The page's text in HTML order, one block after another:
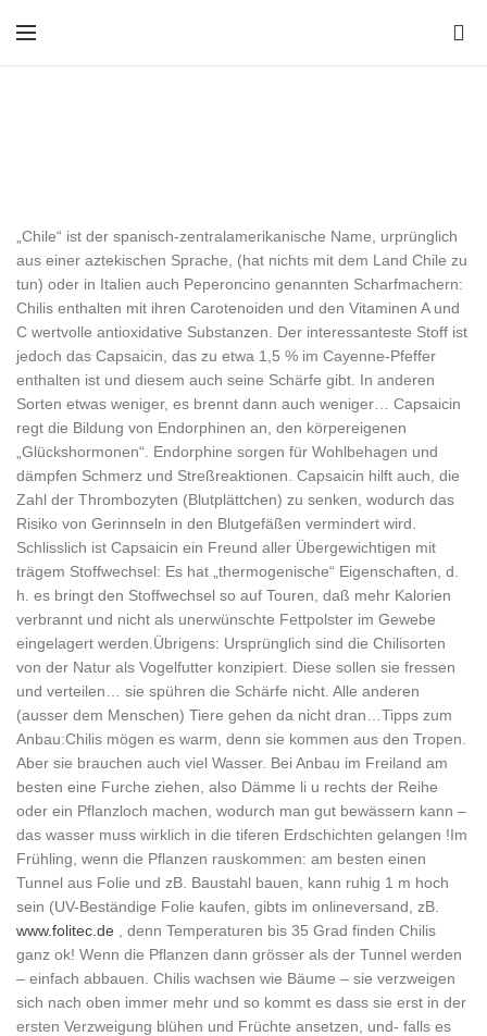
„Chile“ ist der spanisch-zentralamerikanische Name, urprünglich
aus einer aztekischen Sprache, (hat nichts mit dem Land Chile zu
tun) oder in Italien auch Peperoncino genannten Scharfmachern:
Chilis enthalten mit ihren Carotenoiden und den Vitaminen A und
C wertvolle antioxidative Substanzen. Der interessanteste Stoff ist
jedoch das Capsaicin, das zu etwa 1,5 % im Cayenne-Pfeffer
enthalten ist und diesem auch seine Schärfe gibt. In anderen
Sorten etwas weniger, es brennt dann auch weniger… Capsaicin
regt die Bildung von Endorphinen an, den körpereigenen
„Glückshormonen“. Endorphine sorgen für Wohlbehagen und
dämpfen Schmerz und Streßreaktionen. Capsaicin hilft auch, die
Zahl der Thrombozyten (Blutplättchen) zu senken, wodurch das
Risiko von Gerinnseln in den Blutgefäßen vermindert wird.
Schlisslich ist Capsaicin ein Freund aller Übergewichtigen mit
trägem Stoffwechsel: Es hat „thermogenische“ Eigenschaften, d.
h. es bringt den Stoffwechsel so auf Touren, daß mehr Kalorien
verbrannt und nicht als unerwünschte Fettpolster im Gewebe
eingelagert werden.Übrigens: Ursprünglich sind die Chilisorten
von der Natur als Vogelfutter konzipiert. Diese sollen sie fressen
und verteilen… sie spühren die Schärfe nicht. Alle anderen
(ausser dem Menschen) Tiere gehen da nicht dran…Tipps zum
Anbau:Chilis mögen es warm, denn sie kommen aus den Tropen.
Aber sie brauchen auch viel Wasser. Bei Anbau im Freiland am
besten eine Furche ziehen, also Dämme li u rechts der Reihe
oder ein Pflanzloch machen, wodurch man gut bewässern kann –
das wasser muss wirklich in die tiferen Erdschichten gelangen !Im
Frühling, wenn die Pflanzen rauskommen: am besten einen
Tunnel aus Folie und zB. Baustahl bauen, kann ruhig 1 m hoch
sein (UV-Beständige Folie kaufen, gibts im onlineversand, zB.
www.folitec.de
, denn Temperaturen bis 35 Grad finden Chilis
ganz ok! Wenn die Pflanzen dann grösser als der Tunnel werden
– einfach abbauen. Chilis wachsen wie Bäume – sie verzweigen
sich nach oben immer mehr und so kommt es dass sie erst in der
ersten Verzweigung blühen und Früchte ansetzen, und- falls es